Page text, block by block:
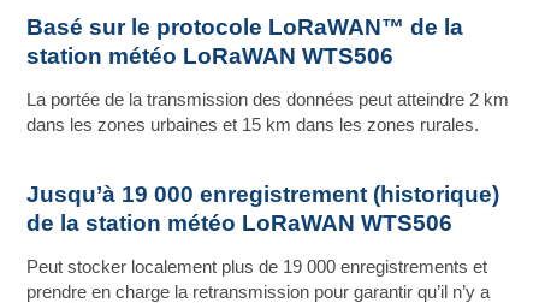
Basé sur le protocole LoRaWAN™ de la
station météo LoRaWAN WTS506
La portée de la transmission des données peut atteindre 2 km
dans les zones urbaines et 15 km dans les zones rurales.
Jusqu’à 19 000 enregistrement (historique)
de la station météo LoRaWAN WTS506
Peut stocker localement plus de 19 000 enregistrements et
prendre en charge la retransmission pour garantir qu’il n’y a